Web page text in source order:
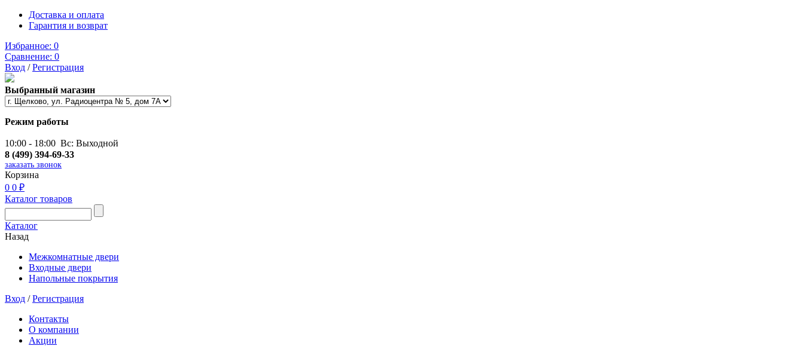
Доставка и оплата
Гарантия и возврат
Избранное: 0
Сравнение: 0
Вход /Регистрация
Выбранный магазин
Режим работы
10:00 - 18:00 Вс: Выходной
8 (499) 394-69-33
заказать звонок
Корзина
0 0 ₽
Каталог товаров
Каталог
Назад
Межкомнатные двери
Входные двери
Напольные покрытия
Вход /Регистрация
Контакты
О компании
Акции